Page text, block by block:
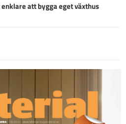
att bygga eget växthus